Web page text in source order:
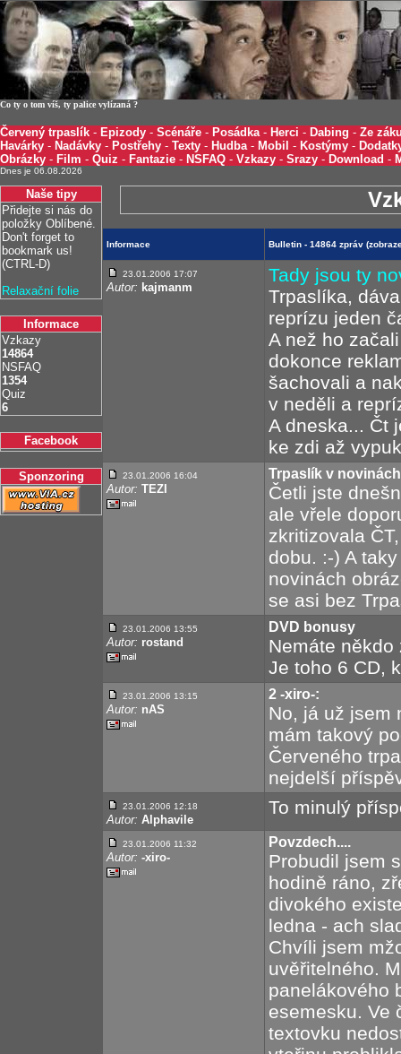
Co ty o tom víš, ty palice vylízaná ?
Červený trpaslík - Epizody - Scénáře - Posádka- Herci - Dabing - Ze
Havárky - Nadávky - Postřehy - Texty - Hudba- Mobil - Kostýmy -
Obrázky - Film - Quiz - Fantazie - NSFAQ - Vzkazy - Srazy - Download -
Dnes je 06.08.2026
Naše tipy
Přidejte si nás do
položky Oblíbené.
Don't forget to
bookmark us!
(CTRL-D)
Relaxační folie
Informace
Vzkazy
14864
NSFAQ
1354
Quiz
6
Facebook
Sponzoring
Informace Bulletin - 14864 zpráv
23.01.2006 17:07
Autor: kajmanm
Tady jsou ty
Trpaslíka,
reprízu jeden
A než ho
dokonce
šachovali a
v neděli a
A dneska... Čt
ke zdi až
23.01.2006 16:04
Autor: TEZI
Trpaslík v novinách
Četli jste
ale vřele
zkritizovala
dobu. :-) A
novinách
se asi bez
23.01.2006 13:55
Autor: rostand
DVD bonusy
Nemáte někdo
Je toho 6 CD,
23.01.2006 13:15
Autor: nAS
2 -xiro-:
No, já už jsem
mám takový
Červeného
nejdelší
23.01.2006 12:18
Autor: Alphavile
To minulý
23.01.2006 11:32
Autor: -xiro-
Povzdech....
Probudil jsem
hodině ráno,
divokého
ledna - ach
Chvíli jsem
uvěřitelného.
panelákového
esemesku. Ve
textovku